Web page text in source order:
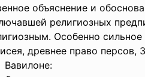
объяснение и
религиозных
Особенно сильное
древнее право персов,
Вавилоне: